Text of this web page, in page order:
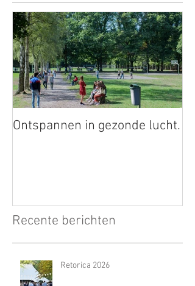
Ontspannen in gezonde lucht.
Recente berichten
Retorica 2026